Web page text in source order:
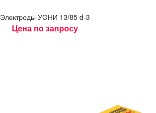
Элек­тро­ды У­ОНИ 13/85 d-3
Цена по запросу